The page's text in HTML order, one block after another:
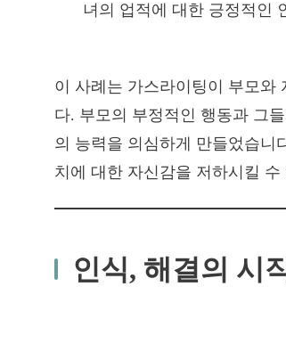
녀의 업적에 대한 긍정적인
이 사례는 가스라이팅이 부모와
다. 부모의 부정적인 행동과 그
의 능력을 의심하게 만들었습니
치에 대한 자신감을 저하시킬 수
인식, 해결의 시